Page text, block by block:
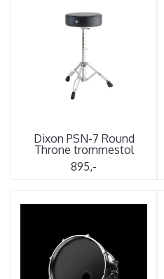
Dixon PSN-7 Round
Throne trommestol
895,-